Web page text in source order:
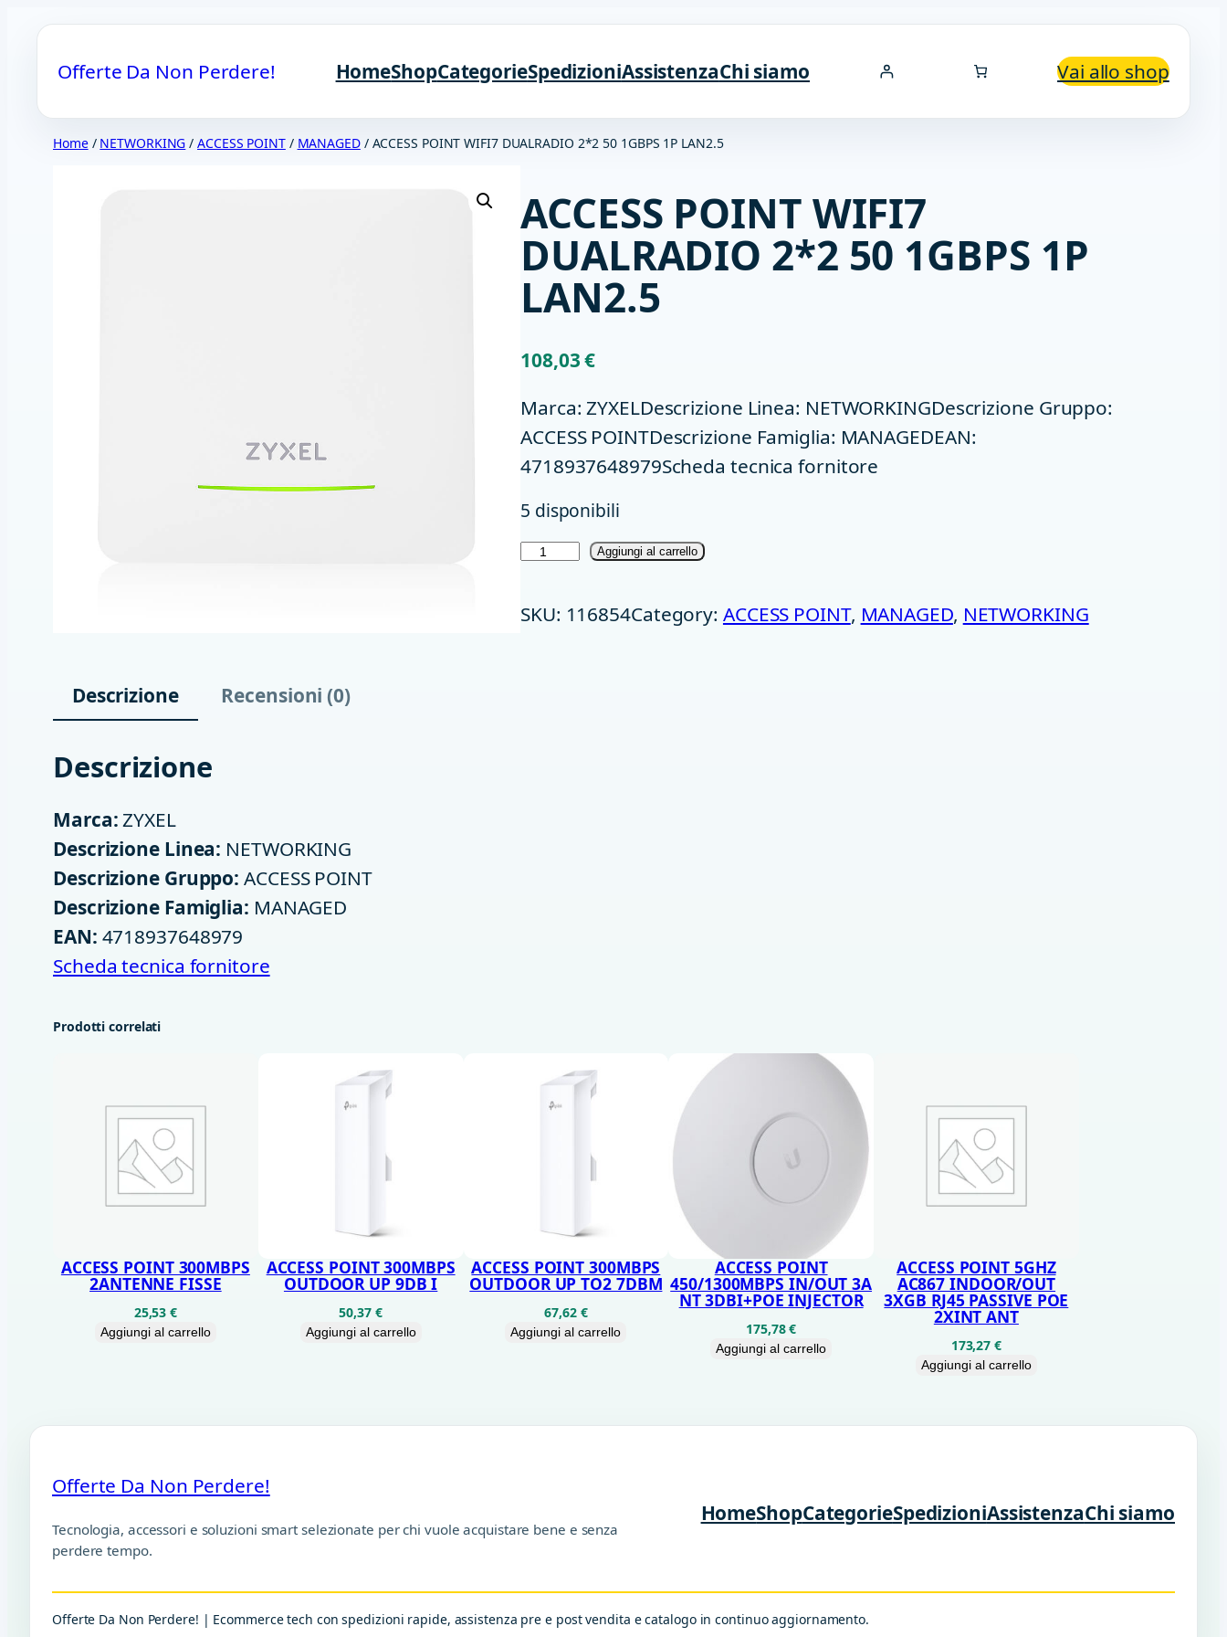
contenutoOfferte Da Non Perdere! HomeShopCategorieSpedizioniAssistenzaChi siamo Vai allo shop
Home/ NETWORKING /ACCESS POINT/ MANAGED/ ACCESS POINT WIFI7 DUALRADIO 2*2 50 1GBPS 1P LAN2.5
ACCESS POINT WIFI7
DUALRADIO 2*2 50 1GBPS 1P
LAN2.5
108,03€
Marca: ZYXELDescrizione Linea: NETWORKINGDescrizione Gruppo:
ACCESS POINTDescrizione Famiglia: MANAGEDEAN:
4718937648979Scheda tecnica fornitore
5 disponibili
A
C
O
2
2
1
Aggiungi al carrello
SKU: 116854Category: ACCESS POINT, MANAGED, NETWORKING
Descrizione Recensioni (0)
Descrizione
Marca: ZYXEL
Descrizione Linea: NETWORKING
Descrizione Gruppo: ACCESS POINT
Descrizione Famiglia: MANAGED
EAN: 4718937648979
Scheda tecnica fornitore
Prodotti correlati
ACCESS POINT 300MBPS
2ANTENNE FISSE
25,53€
Aggiungi al carrello
ACCESS POINT 300MBPS
OUTDOOR UP 9DB I
50,37 €
Aggiungi al carrello
ACCESS POINT 300MBPS
OUTDOOR UP TO2 7DBM
67,62 €
Aggiungi al carrello
ACCESS POINT
450/1300MBPS IN/OUT 3A
NT 3DBI+POE INJECTOR
175,78€
Aggiungi al carrello
ACCESS POINT 5GHZ
AC867 INDOOR/OUT
3XGB RJ45 PASSIVE POE
2XINT ANT
173,27€
Aggiungi al carrello
Offerte Da Non Perdere!
Tecnologia, accessori e soluzioni smart selezionate per chi vuole acquistare bene e senza
perdere tempo.
HomeShopCategorieSpedizioniAssistenzaChi siamo
Offerte Da Non Perdere! | Ecommerce tech con spedizioni rapide, assistenza pre e post vendita e catalogo in continuo aggiornamento.